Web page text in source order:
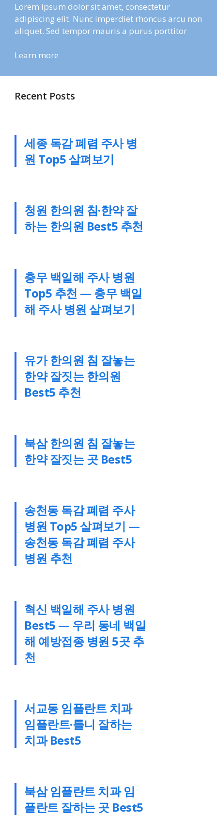
Lorem ipsum dolor sit amet, consectetur
adipiscing elit. Nunc imperdiet rhoncus arcu non
aliquet. Sed tempor mauris a purus porttitor
Learn more
Recent Posts
세종 독감 폐렴 주사 병
원 Top5 살펴보기
청원 한의원 침·한약 잘
하는 한의원 Best5 추천
충무 백일해 주사 병원
Top5 추천 — 충무 백일
해 주사 병원 살펴보기
유가 한의원 침 잘놓는
한약 잘짓는 한의원
Best5 추천
북삼 한의원 침 잘놓는
한약 잘짓는 곳 Best5
송천동 독감 폐렴 주사
병원 Top5 살펴보기 —
송천동 독감 폐렴 주사
병원 추천
혁신 백일해 주사 병원
Best5 — 우리 동네 백일
해 예방접종 병원 5곳 추
천
서교동 임플란트 치과
임플란트·틀니 잘하는
치과 Best5
북삼 임플란트 치과 임
플란트 잘하는 곳 Best5